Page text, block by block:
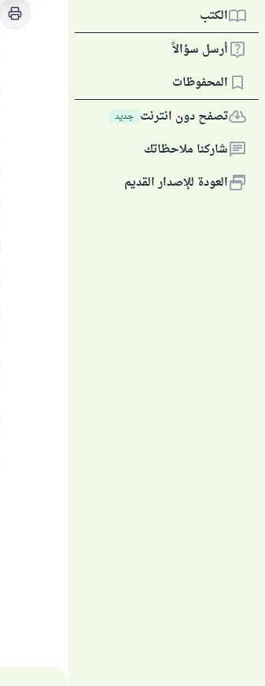
الكتب
أرسل سؤالاً
المحفوظات
تصفح دون انترنت جديد
شاركنا ملاحظاتك
العودة للإصدار القديم